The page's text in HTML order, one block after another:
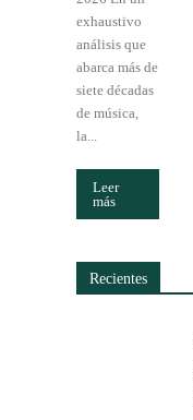
exhaustivo
análisis que
abarca más de
siete décadas
de música,
la...
Leer
más
Recientes